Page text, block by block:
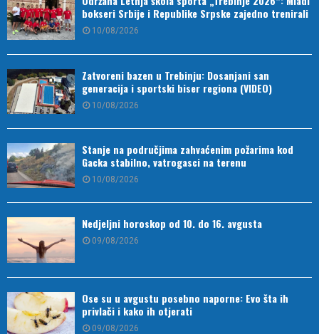
bokseri Srbije i Republike Srpske zajedno trenirali
10/08/2026
Zatvoreni bazen u Trebinju: Dosanjani san
generacija i sportski biser regiona (VIDEO)
10/08/2026
Stanje na područjima zahvaćenim požarima kod
Gacka stabilno, vatrogasci na terenu
10/08/2026
Nedjeljni horoskop od 10. do 16. avgusta
09/08/2026
Ose su u avgustu posebno naporne: Evo šta ih
privlači i kako ih otjerati
09/08/2026